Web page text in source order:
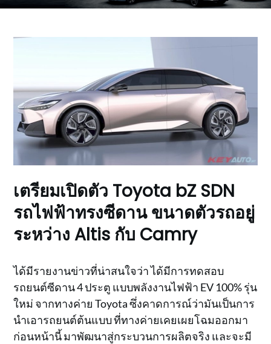
เตรียมเปิดตัว Toyota bZ SDN
รถไฟฟ้าทรงซีดาน ขนาดตัวรถอยู่
ระหว่าง Altis กับ Camry
ได้มีรายงานข่าวที่น่าสนใจว่า ได้มีการทดสอบ
รถยนต์ซีดาน 4 ประตู แบบพลังงานไฟฟ้า EV 100% รุ่น
ใหม่ จากทางค่าย Toyota ซึ่งคาดการณ์ว่ามันเป็นการ
นำเอารถยนต์ต้นแบบ ที่ทางค่ายเคยเผยโฉมออกมา
ก่อนหน้านี้ มาพัฒนาสู่กระบวนการผลิตจริง และจะมี